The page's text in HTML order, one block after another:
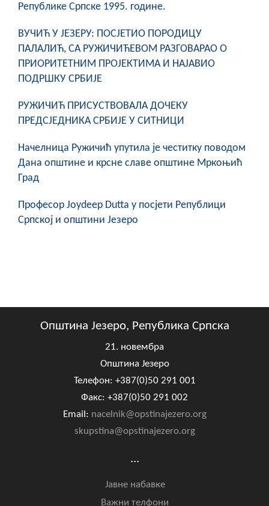
Републике Српске 1995. године.
ВУЧИЋ У ЈЕЗЕРУ: ПОСЈЕТИО ПОРОДИЦУ
ПАЛАЛИЋ, СА РУЖИЧИЋЕВОМ РАЗГОВАРАО О
ПРИОРИТЕТНИМ ПРОЈЕКТИМА И НАЈАВИО
ПОДРШКУ СРБИЈЕ
РУЖИЧИЋ ПРИСУСТВОВАЛА ДОЧЕКУ
ПРЕДСЈЕДНИКА СРБИЈЕ У СИТНИЦИ
Начелница Ружичић упутила је честитку поводом
Дана општине и крсне славе општине Мркоњић
Град
Професор Joydeep Dutta у посјети Републици
Српској и општини Језеро
Општина Језеро, Република Српска
21. новембра
Општина Језеро
Телефон: +387(0)50 291 001
Факс: +387(0)50 291 002
Email: nacelnik@opstinajezero.org
skupstina@opstinajezero.org
...
Јавне набавке
Важни телфони